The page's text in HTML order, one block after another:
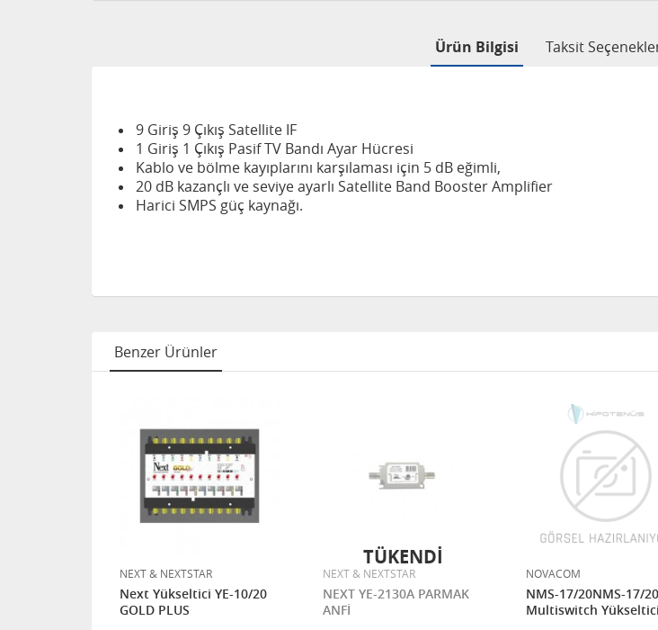
Ürün Bilgisi Taksit
9 Giriş 9 Çıkış Satellite IF
1 Giriş 1 Çıkış PasifTV Bandı Ayar Hücresi
Kablo ve bölme kayıplarını karşılaması için 5 dB eğimli,
20 dB kazançlı ve seviye ayarlı Satellite Band BoosterAmplifier
Harici SMPS güç kaynağı.
Benzer Ürünler
NEXT & NEXTSTAR
Next Yükseltici YE-10/20
GOLD PLUS
NEXT & NEXTSTAR
NEXT YE-2130A PARMAK
ANFİ
TÜKENDİ
NOVACOM
NMS-17/20NMS-17/20
Multiswitch Yükseltici